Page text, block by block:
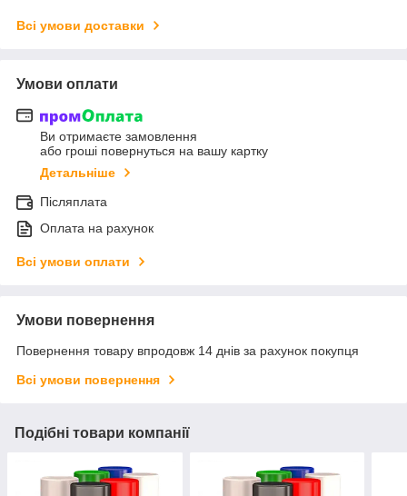
Всі умови доставки
Умови оплати
Ви отримаєте замовлення
або гроші повернуться на вашу картку
Детальніше
Післяплата
Оплата на рахунок
Всі умови оплати
Умови повернення
Повернення товару впродовж 14 днів за рахунок покупця
Всі умови повернення
Подібні товари компанії